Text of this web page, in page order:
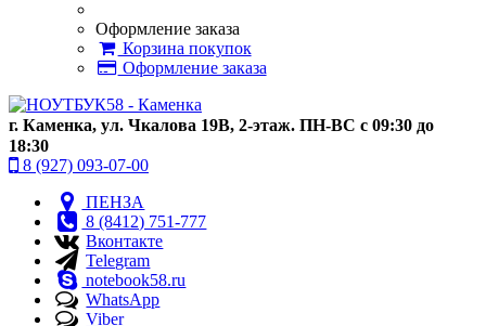
Оформление заказа
Корзина покупок
Оформление заказа
г. Каменка, ул. Чкалова 19В, 2-этаж. ПН-ВС с 09:30 до
18:30
8 (927) 093-07-00
ПЕНЗА
8 (8412) 751-777
Вконтакте
Telegram
notebook58.ru
WhatsApp
Viber